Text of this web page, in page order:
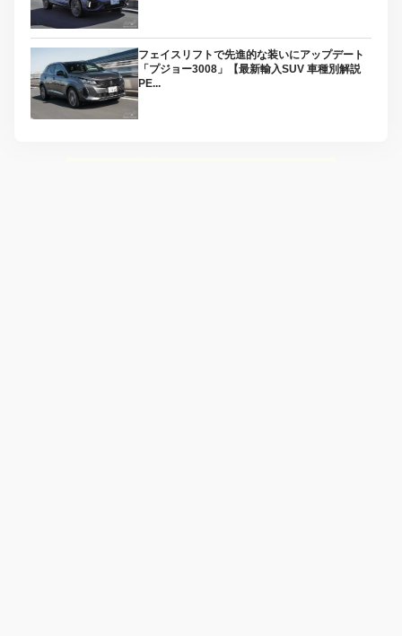
フェイスリフトで先進的な装いにアップデート
「プジョー3008」【最新輸入SUV 車種別解説
PE...